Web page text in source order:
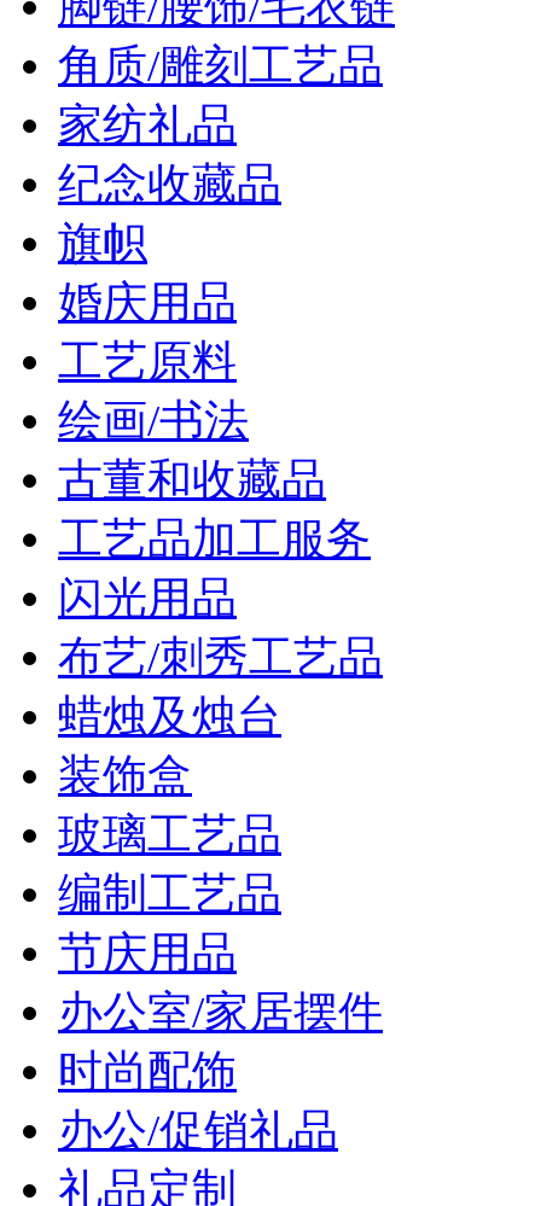
角质/雕刻工艺品
家纺礼品
纪念收藏品
旗帜
婚庆用品
工艺原料
绘画/书法
古董和收藏品
工艺品加工服务
闪光用品
布艺/刺秀工艺品
蜡烛及烛台
装饰盒
玻璃工艺品
编制工艺品
节庆用品
办公室/家居摆件
时尚配饰
办公/促销礼品
礼品定制